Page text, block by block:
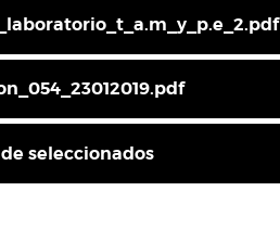
seleccionados